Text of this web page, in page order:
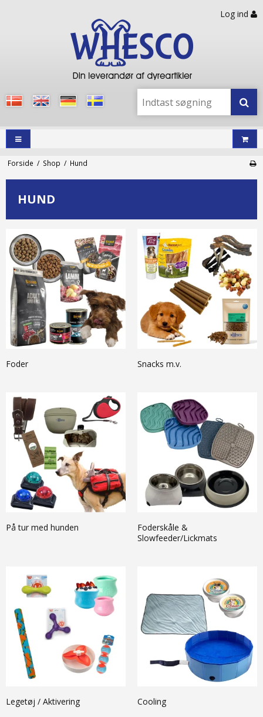
Log ind
Forside / Shop / Hund
HUND
Foder Snacks m.v.
På tur med hunden
Foderskåle &
Slowfeeder/Lickmats
Legetøj / Aktivering Cooling